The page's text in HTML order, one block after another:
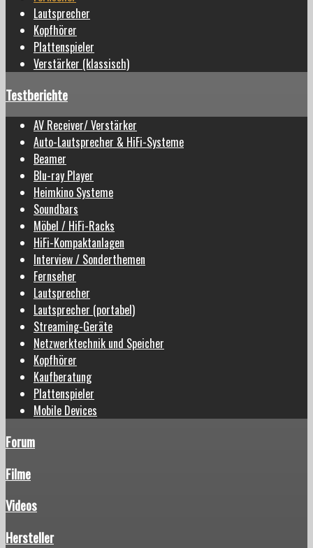
Lautsprecher
Kopfhörer
Plattenspieler
Verstärker (klassisch)
Testberichte
AV Receiver/ Verstärker
Auto-Lautsprecher & HiFi-Systeme
Beamer
Blu-ray Player
Heimkino Systeme
Soundbars
Möbel / HiFi-Racks
HiFi-Kompaktanlagen
Interview / Sonderthemen
Fernseher
Lautsprecher
Lautsprecher (portabel)
Streaming-Geräte
Netzwerktechnik und Speicher
Kopfhörer
Kaufberatung
Plattenspieler
Mobile Devices
Forum
Filme
Videos
Hersteller